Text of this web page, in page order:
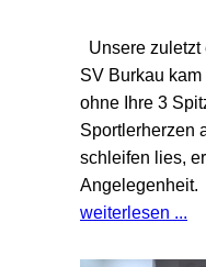
Unsere
SV Burkau
ohne Ihre 3
Sportlerherzen
schleifen lies,
Angelegenheit.
weiterlesen ...